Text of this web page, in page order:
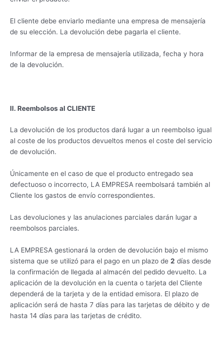
El cliente debe enviarlo mediante una empresa de mensajería
de su elección. La devolución debe pagarla el cliente.
Informar de la empresa de mensajería utilizada, fecha y hora
de la devolución.
II. Reembolsos al CLIENTE
La devolución de los productos dará lugar a un reembolso igual
al coste de los productos devueltos menos el coste del servicio
de devolución.
Únicamente en el caso de que el producto entregado sea
defectuoso o incorrecto, LA EMPRESA reembolsará también al
Cliente los gastos de envío correspondientes.
Las devoluciones y las anulaciones parciales darán lugar a
reembolsos parciales.
LA EMPRESA gestionará la orden de devolución bajo el mismo
sistema que se utilizó para el pago en un plazo de 2 días desde
la confirmación de llegada al almacén del pedido devuelto. La
aplicación de la devolución en la cuenta o tarjeta del Cliente
dependerá de la tarjeta y de la entidad emisora. El plazo de
aplicación será de hasta 7 días para las tarjetas de débito y de
hasta 14 días para las tarjetas de crédito.